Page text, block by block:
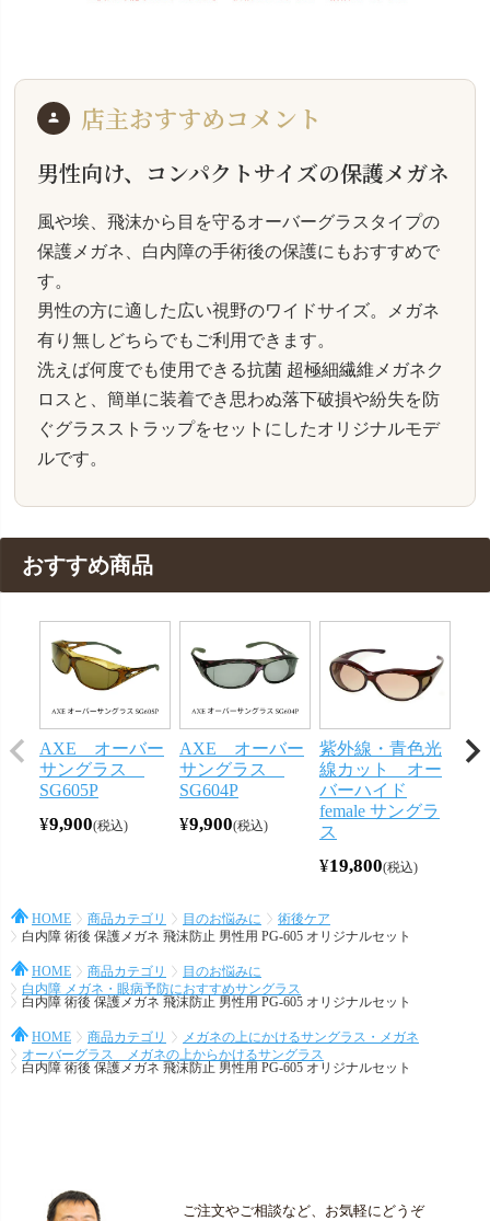
店主おすすめコメント
男性向け、コンパクトサイズの保護メガネ
風や埃、飛沫から目を守るオーバーグラスタイプの
保護メガネ、白内障の手術後の保護にもおすすめで
す。
男性の方に適した広い視野のワイドサイズ。メガネ
有り無しどちらでもご利用できます。
洗えば何度でも使用できる抗菌 超極細繊維メガネク
ロスと、簡単に装着でき思わぬ落下破損や紛失を防
ぐグラスストラップをセットにしたオリジナルモデ
ルです。
おすすめ商品
AXE オーバー
サングラス
SG605P
¥9,900 税込
AXE オーバー
サングラス
SG604P
¥9,900 税込
紫外線・青色光
線カット オー
バーハイド
female サングラ
ス
¥19,800 税込
HOME 商品カテゴリ 目のお悩みに
術後ケア
白内障 術後 保護メガネ 飛沫防止 男性用 PG-605 オリジナルセット
HOME 商品カテゴリ
目のお悩みに
白内障 メガネ・眼病予防におすすめサングラス
白内障 術後 保護メガネ 飛沫防止 男性用 PG-605 オリジナルセット
HOME 商品カテゴリ
メガネの上にかけるサングラス・メガネ
オーバーグラス メガネの上からかけるサングラス
白内障 術後 保護メガネ 飛沫防止 男性用 PG-605 オリジナルセット
ご注文やご相談など、お気軽にどうぞ